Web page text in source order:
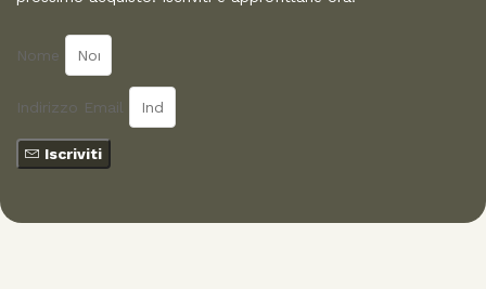
Nome
Indirizzo Email
Iscriviti